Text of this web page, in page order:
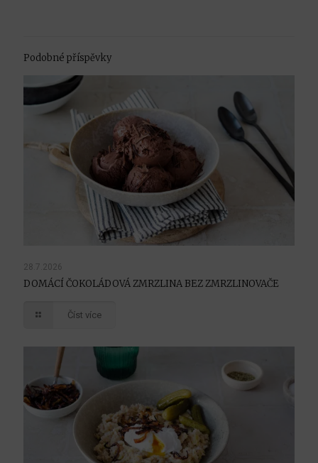
Podobné příspěvky
28.7.2026
DOMÁCÍ ČOKOLÁDOVÁ ZMRZLINA BEZ ZMRZLINOVAČE
Číst více